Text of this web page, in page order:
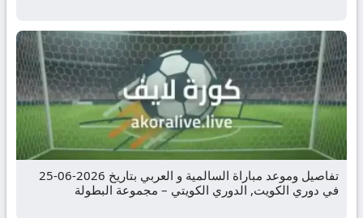
تفاصيل وموعد مباراة السالمية و العربي بتاريخ 2026-06-25
في دوري الكويت, الدوري الكويتي – مجموعة البطولة